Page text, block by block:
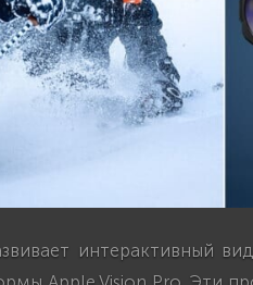
интерактивный